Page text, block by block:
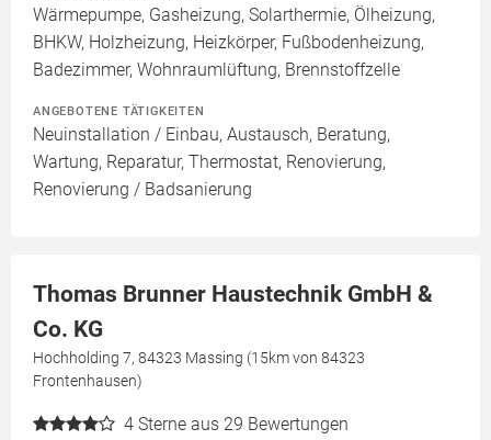
Wärmepumpe, Gasheizung, Solarthermie, Ölheizung,
BHKW, Holzheizung, Heizkörper, Fußbodenheizung,
Badezimmer, Wohnraumlüftung, Brennstoffzelle
ANGEBOTENE TÄTIGKEITEN
Neuinstallation / Einbau, Austausch, Beratung,
Wartung, Reparatur, Thermostat, Renovierung,
Renovierung / Badsanierung
Thomas Brunner Haustechnik GmbH &
Co. KG
Hochholding 7, 84323 Massing (15km von 84323
Frontenhausen)
4 Sterne aus 29 Bewertungen